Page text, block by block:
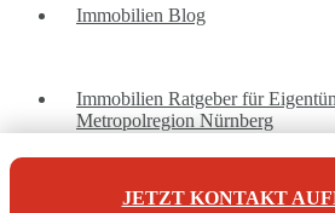
JETZT KONTAKT
Immobilien Blog
Immobilien Ratgeber für
Metropolregion Nürnberg
Unsere Referenzen